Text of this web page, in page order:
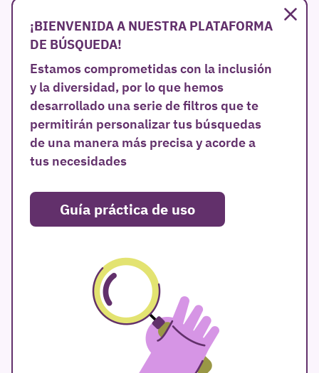
¡BIENVENIDA A NUESTRA PLATAFORMA
DE BÚSQUEDA!
Estamos comprometidas con la inclusión
y la diversidad, por lo que hemos
desarrollado una serie de filtros que te
permitirán personalizar tus búsquedas
de una manera más precisa y acorde a
tus necesidades
Guía práctica de uso